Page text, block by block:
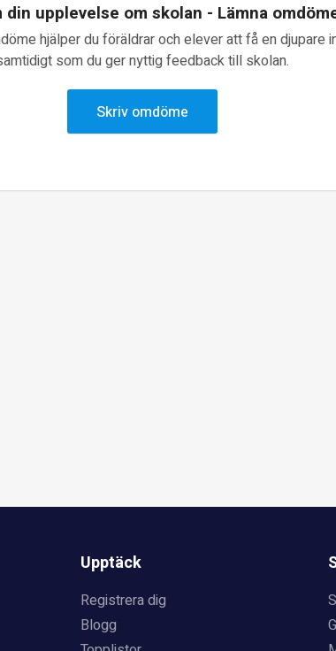
din upplevelse om skolan - Lämna
hjälper du föräldrar och elever att få en djupare
som du ger nyttig feedback till skolan.
Skriv omdöme
Upptäck
Registrera dig
Blogg